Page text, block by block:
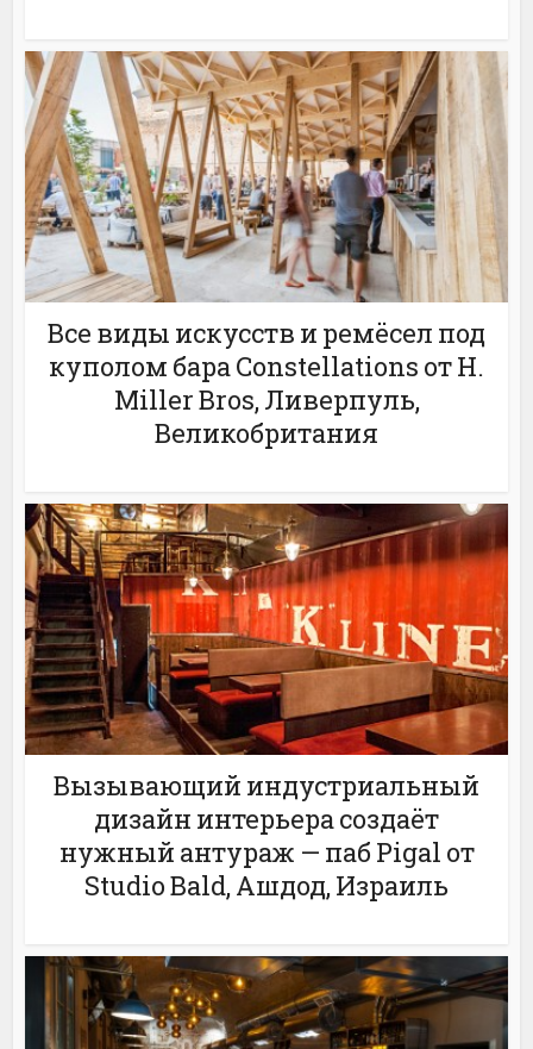
Все виды искусств и ремёсел под
куполом бара Constellations от H.
Miller Bros, Ливерпуль,
Великобритания
Вызывающий индустриальный
дизайн интерьера создаёт
нужный антураж — паб Pigal от
Studio Bald, Ашдод, Израиль